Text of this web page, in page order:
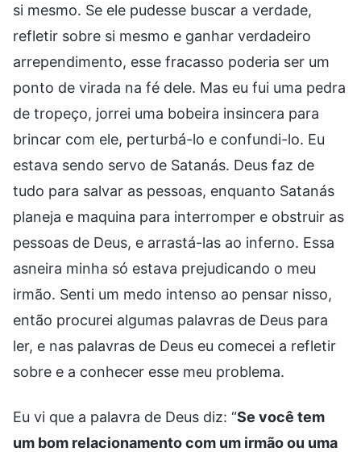
si mesmo. Se ele pudesse buscar a verdade,
refletir sobre si mesmo e ganhar verdadeiro
arrependimento, esse fracasso poderia ser um
ponto de virada na fé dele. Mas eu fui uma pedra
de tropeço, jorrei uma bobeira insincera para
brincar com ele, perturbá-lo e confundi-lo. Eu
estava sendo servo de Satanás. Deus faz de
tudo para salvar as pessoas, enquanto Satanás
planeja e maquina para interromper e obstruir as
pessoas de Deus, e arrastá-las ao inferno. Essa
asneira minha só estava prejudicando o meu
irmão. Senti um medo intenso ao pensar nisso,
então procurei algumas palavras de Deus para
ler, e nas palavras de Deus eu comecei a refletir
sobre e a conhecer esse meu problema.
Eu vi que a palavra de Deus diz: “Se você tem
um bom relacionamento com um irmão ou uma